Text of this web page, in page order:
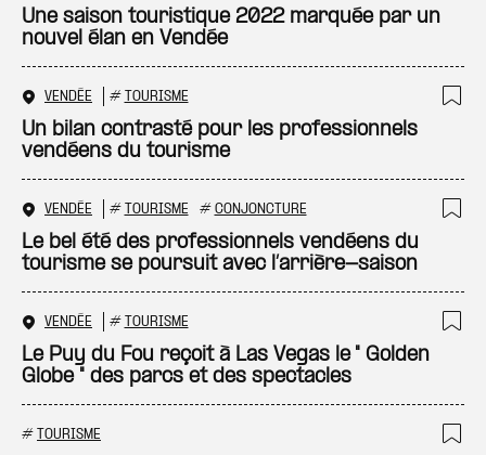
Une saison touristique 2022 marquée par un
nouvel élan en Vendée
VENDÉE # TOURISME
Un bilan contrasté pour les professionnels
vendéens du tourisme
VENDÉE # TOURISME # CONJONCTURE
Le bel été des professionnels vendéens du
tourisme se poursuit avec l’arrière-saison
VENDÉE # TOURISME
Le Puy du Fou reçoit à Las Vegas le " Golden
Globe " des parcs et des spectacles
# TOURISME